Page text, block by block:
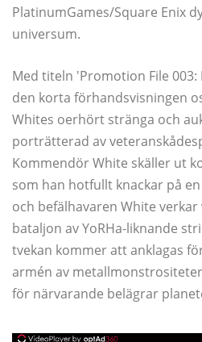
PlatinumGames/Square Enix
universum.
Med titeln 'Promotion File
den korta förhandsvisningen
Whites oerhört stränga och
porträtterad av
Kommendör White skäller ut
som han hotfullt knackar på
och befälhavaren White
bataljon avYoRHa-liknande
tvekan kommer att anklagas
armén av
för närvarande belägrar